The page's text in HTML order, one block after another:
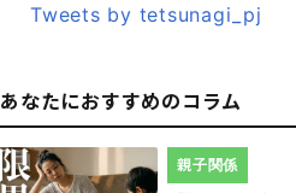
Tweets by tetsunagi_pj
あなたにおすすめのコラム
親子関係